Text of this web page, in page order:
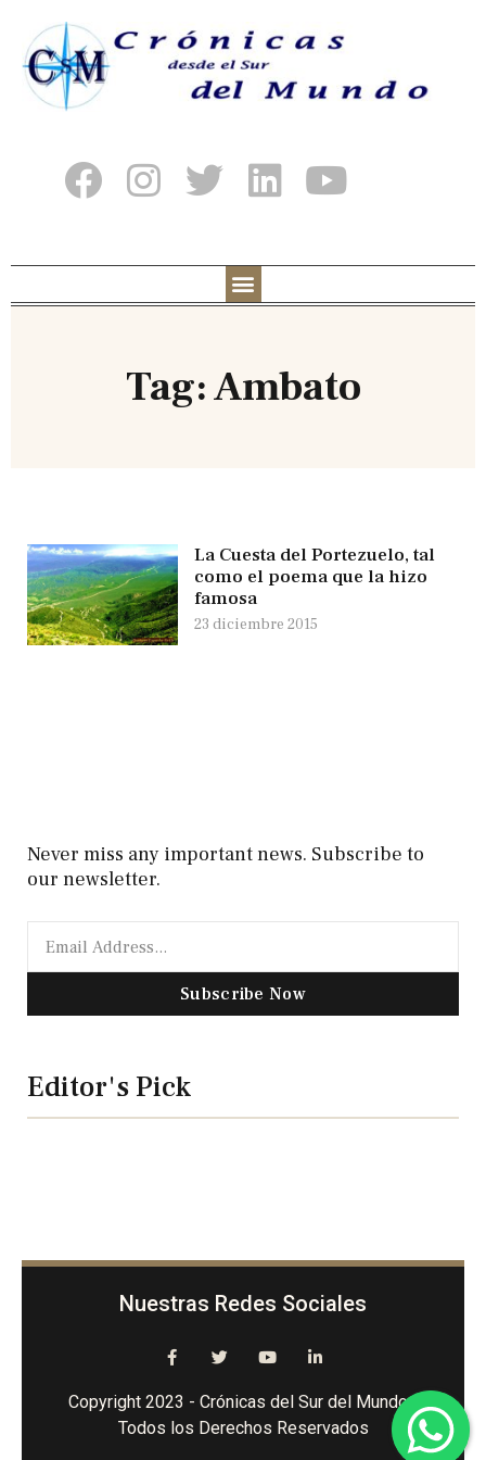
Tag: Ambato
La Cuesta del Portezuelo, tal
como el poema que la hizo
famosa
23 diciembre 2015
Never miss any important news. Subscribe to
our newsletter.
Subscribe Now
Editor's Pick
Nuestras Redes Sociales
Copyright 2023 - Crónicas del Sur del Mundo -
Todos los Derechos Reservados